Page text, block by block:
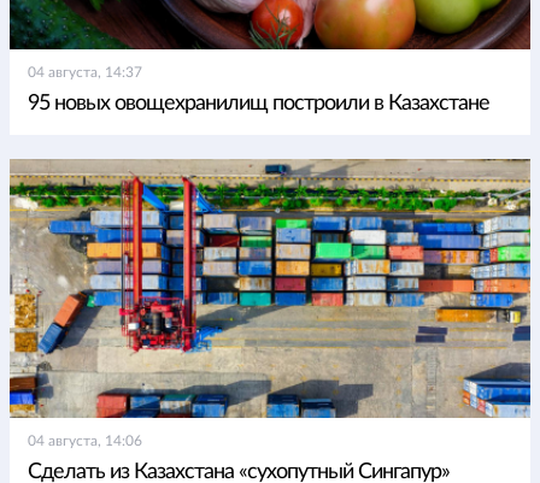
04 августа, 14:37
95 новых овощехранилищ построили в Казахстане
04 августа, 14:06
Сделать из Казахстана «сухопутный Сингапур»